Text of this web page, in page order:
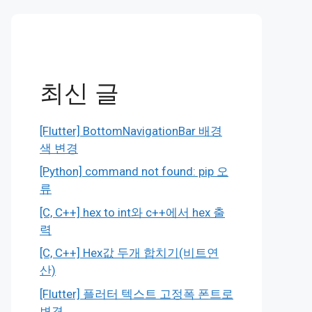
최신 글
[Flutter] BottomNavigationBar 배경
색 변경
[Python] command not found: pip 오
류
[C, C++] hex to int와 c++에서 hex 출
력
[C, C++] Hex값 두개 합치기(비트연
산)
[Flutter] 플러터 텍스트 고정폭 폰트로